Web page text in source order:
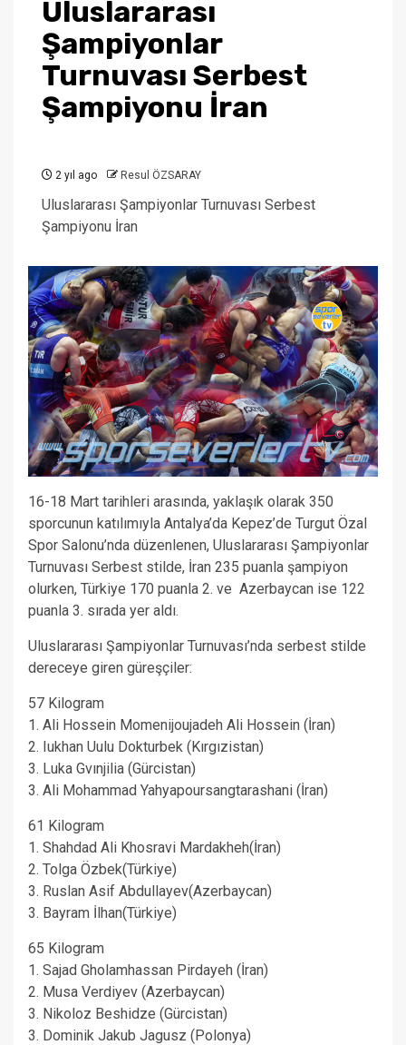
Uluslararası
Şampiyonlar
Turnuvası Serbest
Şampiyonu İran
2 yıl ago Resul ÖZSARAY
Uluslararası Şampiyonlar Turnuvası Serbest
Şampiyonu İran
16-18 Mart tarihleri arasında, yaklaşık olarak 350
sporcunun katılımıyla Antalya’da Kepez’de Turgut Özal
Spor Salonu’nda düzenlenen, Uluslararası Şampiyonlar
Turnuvası Serbest stilde, İran 235 puanla şampiyon
olurken, Türkiye 170 puanla 2. ve Azerbaycan ise 122
puanla 3. sırada yer aldı.
Uluslararası Şampiyonlar Turnuvası’nda serbest stilde
dereceye giren güreşçiler:
57 Kilogram
1. Ali Hossein Momenijoujadeh Ali Hossein (İran)
2. Iukhan Uulu Dokturbek (Kırgızistan)
3. Luka Gvınjilia (Gürcistan)
3. Ali Mohammad Yahyapoursangtarashani (İran)
61 Kilogram
1. Shahdad Ali Khosravi Mardakheh(İran)
2. Tolga Özbek(Türkiye)
3. Ruslan Asif Abdullayev(Azerbaycan)
3. Bayram İlhan(Türkiye)
65 Kilogram
1. Sajad Gholamhassan Pirdayeh (İran)
2. Musa Verdiyev (Azerbaycan)
3. Nikoloz Beshidze (Gürcistan)
3. Dominik Jakub Jagusz (Polonya)